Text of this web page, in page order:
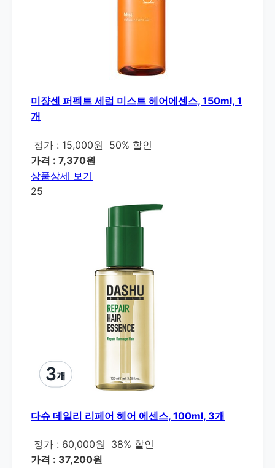
미쟝센 퍼펙트 세럼 미스트 헤어에센스, 150ml, 1
개
정가 : 15,000원
50% 할인
가격 : 7,370원
상품상세 보기
25
다슈 데일리 리페어 헤어 에센스, 100ml, 3개
정가 : 60,000원
38% 할인
가격 : 37,200원